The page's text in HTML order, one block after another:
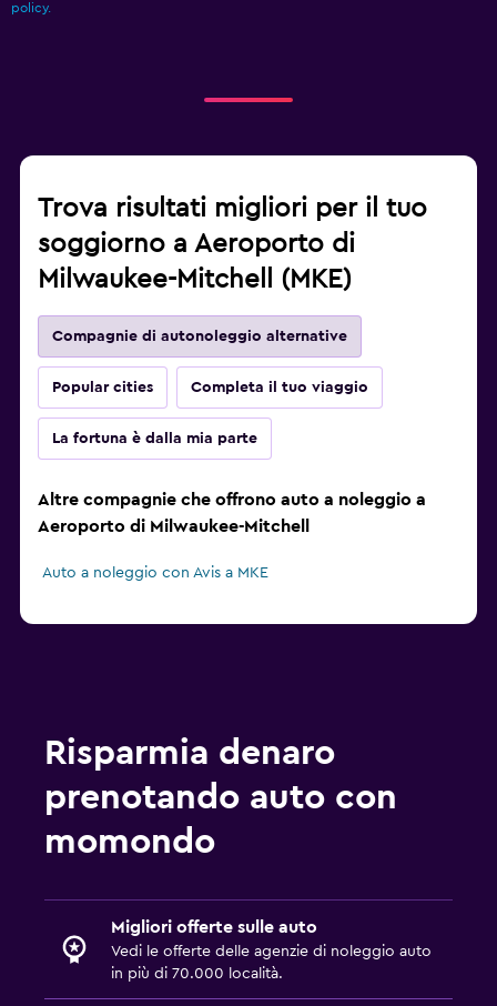
policy.
Trova risultati migliori per il tuo
soggiorno a Aeroporto di
Milwaukee-Mitchell (MKE)
Compagnie di autonoleggio alternative
Popular cities Completa il tuo viaggio
La fortuna è dalla mia parte
Altre compagnie che offrono auto a noleggio a
Aeroporto di Milwaukee-Mitchell
Auto a noleggio con Avis a MKE
Risparmia denaro
prenotando auto con
momondo
Migliori offerte sulle auto
Vedi le offerte delle agenzie di noleggio auto
in più di 70.000 località.